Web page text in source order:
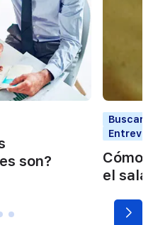
son?
Buscar
Cómo
el